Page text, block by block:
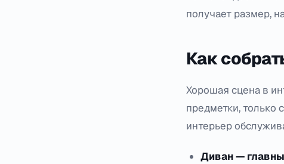
получает размер,
Как
Хорошая сцена в
предметки, только
интерьер
Диван —